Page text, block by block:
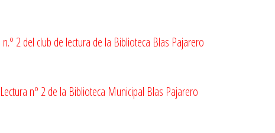
2 del club de lectura de la Biblioteca Blas Pajarero
nº 2 de la Biblioteca Municipal Blas Pajarero